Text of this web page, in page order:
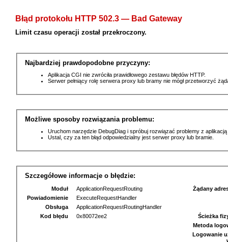
Błąd protokołu HTTP 502.3 — Bad Gateway
Limit czasu operacji został przekroczony.
Najbardziej prawdopodobne przyczyny:
Aplikacja CGI nie zwróciła prawidłowego zestawu błędów HTTP.
Serwer pełniący rolę serwera proxy lub bramy nie mógł przetworzyć
Możliwe sposoby rozwiązania problemu:
Uruchom narzędzie DebugDiag i spróbuj rozwiązać problemy z
Ustal, czy za ten błąd odpowiedzialny jest serwer proxy lub bramie.
Szczegółowe informacje o błędzie:
Moduł
ApplicationRequestRouting
Powiadomienie
ExecuteRequestHandler
Obsługa
ApplicationRequestRoutingHandler
Kod błędu
0x80072ee2
Żądany
Ścieżka
Metoda
Logowanie